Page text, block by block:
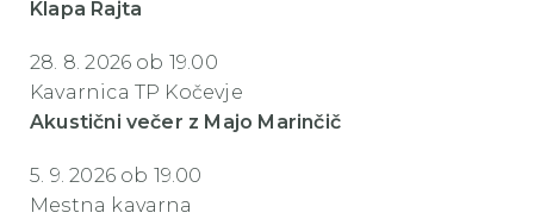
Klapa Rajta
28. 8. 2026 ob 19.00
Kavarnica TP Kočevje
Akustični večer z Majo Marinčič
5. 9. 2026 ob 19.00
Mestna kavarna